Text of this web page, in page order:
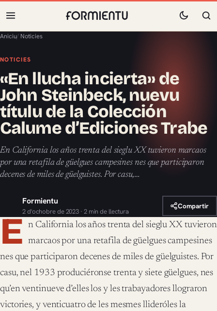
Aniciu/ Noticies
NOTICIES
«En llucha incierta» de
John Steinbeck, nuevu
títulu de la Colección
Calume d’Ediciones Trabe
En California los años trenta del sieglu XX tuvieron marcaos
por una retafila de güelgues campesines nes que participaron
decenes de miles de güelguistes. Por casu,…
Formientu
2 d'ochobre de 2023 · 2 min de llectura
Compartir
E n California los años trenta del sieglu XX tuvieron
marcaos por una retafila de güelgues campesines
nes que participaron decenes de miles de güelguistes. Por
casu, nel 1933 produciéronse trenta y siete güelgues, nes
qu’en ventinueve d’elles los y les trabayadores llograron
victories, y venticuatro de les mesmes llideróles la